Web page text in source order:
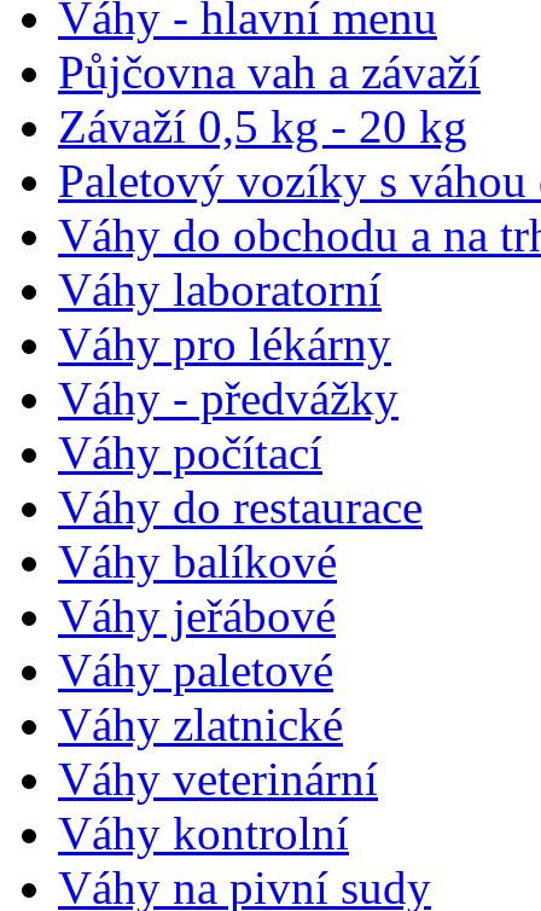
Váhy - hlavní menu
Půjčovna vah a závaží
Závaží 0,5 kg - 20 kg
Paletový vozíky s
Váhy do obchodu a na
Váhy laboratorní
Váhy pro lékárny
Váhy - předvážky
Váhy počítací
Váhy do restaurace
Váhy balíkové
Váhy jeřábové
Váhy paletové
Váhy zlatnické
Váhy veterinární
Váhy kontrolní
Váhy na pivní sudy